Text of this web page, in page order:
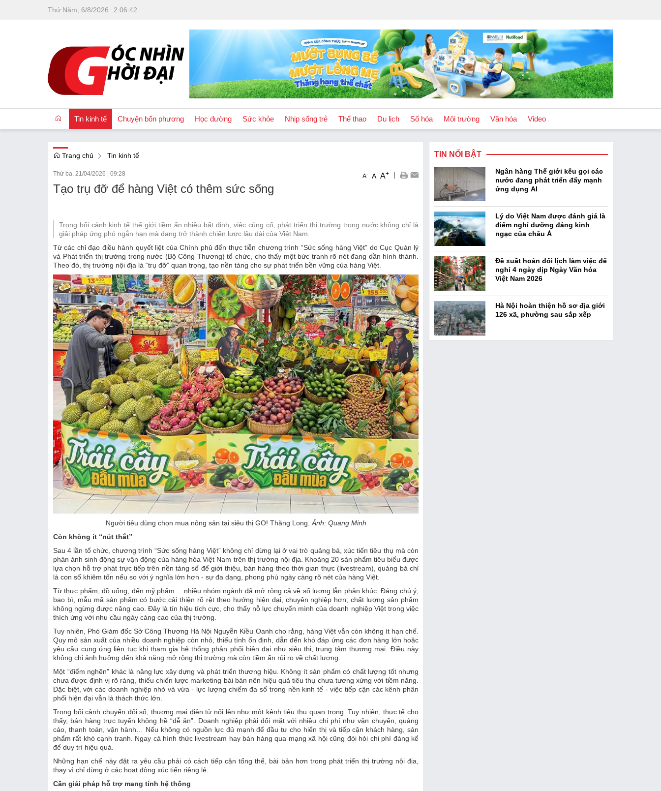
Thứ Năm, 6/8/2026 2:06:43
Tin kinh tế
Tài chính
Thị trường
Emagazine
Chuyện bốn phương Học đường Sức khỏe Nhịp sống trẻ Thể thao Du lịch Số hóa Môi trường Văn hóa
Podcast
Video
Trang chủ Tin kinh tế
Thứ ba, 21/04/2026 09:28 A- A A+ |
Tạo trụ đỡ để hàng Việt có thêm sức sống
Trong bối cảnh kinh tế thế giới tiềm ẩn nhiều bất định, việc củng cố, phát triển thị trường trong nước không chỉ là
giải pháp ứng phó ngắn hạn mà đang trở thành chiến lược lâu dài của Việt Nam.
Từ các chỉ đạo điều hành quyết liệt của Chính phủ đến thực tiễn chương trình “Sức sống hàng Việt” do Cục Quản lý
và Phát triển thị trường trong nước (Bộ Công Thương) tổ chức, cho thấy một bức tranh rõ nét đang dần hình thành.
Theo đó, thị trường nội địa là “trụ đỡ” quan trọng, tạo nền tảng cho sự phát triển bền vững của hàng Việt.
Người tiêu dùng chọn mua nông sản tại siêu thị GO! Thăng Long.Ảnh: Quang Minh
Còn không ít “nút thắt”
Sau 4 lần tổ chức, chương trình “Sức sống hàng Việt” không chỉ dừng lại ở vai trò quảng bá, xúc tiến tiêu thụ mà còn
phản ánh sinh động sự vận động của hàng hóa Việt Nam trên thị trường nội địa. Khoảng 20 sản phẩm tiêu biểu được
lựa chọn hỗ trợ phát trực tiếp trên nền tảng số để giới thiệu, bán hàng theo thời gian thực (livestream), quảng bá chỉ
là con số khiêm tốn nếu so với ý nghĩa lớn hơn - sự đa dạng, phong phú ngày càng rõ nét của hàng Việt.
Từ thực phẩm, đồ uống, đến mỹ phẩm… nhiều nhóm ngành đã mở rộng cả về số lượng lẫn phân khúc. Đáng chú ý,
bao bì, mẫu mã sản phẩm có bước cải thiện rõ rệt theo hướng hiện đại, chuyên nghiệp hơn; chất lượng sản phẩm
không ngừng được nâng cao. Đây là tín hiệu tích cực, cho thấy nỗ lực chuyển mình của doanh nghiệp Việt trong việc
thích ứng với nhu cầu ngày càng cao của thị trường.
Tuy nhiên, Phó Giám đốc Sở Công Thương Hà Nội Nguyễn Kiều Oanh cho rằng, hàng Việt vẫn còn không ít hạn chế.
Quy mô sản xuất của nhiều doanh nghiệp còn nhỏ, thiếu tính ổn định, dẫn đến khó đáp ứng các đơn hàng lớn hoặc
yêu cầu cung ứng liên tục khi tham gia hệ thống phân phối hiện đại như siêu thị, trung tâm thương mại. Điều này
không chỉ ảnh hưởng đến khả năng mở rộng thị trường mà còn tiềm ẩn rủi ro về chất lượng.
Một “điểm nghẽn” khác là năng lực xây dựng và phát triển thương hiệu. Không ít sản phẩm có chất lượng tốt nhưng
chưa được định vị rõ ràng, thiếu chiến lược marketing bài bản nên hiệu quả tiêu thụ chưa tương xứng với tiềm năng.
Đặc biệt, với các doanh nghiệp nhỏ và vừa - lực lượng chiếm đa số trong nền kinh tế - việc tiếp cận các kênh phân
phối hiện đại vẫn là thách thức lớn.
Trong bối cảnh chuyển đổi số, thương mại điện tử nổi lên như một kênh tiêu thụ quan trọng. Tuy nhiên, thực tế cho
thấy, bán hàng trực tuyến không hề “dễ ăn”. Doanh nghiệp phải đối mặt với nhiều chi phí như vận chuyển, quảng
cáo, thanh toán, vận hành… Nếu không có nguồn lực đủ mạnh để đầu tư cho hiển thị và tiếp cận khách hàng, sản
phẩm rất khó cạnh tranh. Ngay cả hình thức livestream hay bán hàng qua mạng xã hội cũng đòi hỏi chi phí đáng kể
để duy trì hiệu quả.
Những hạn chế này đặt ra yêu cầu phải có cách tiếp cận tổng thể, bài bản hơn trong phát triển thị trường nội địa,
thay vì chỉ dừng ở các hoạt động xúc tiến riêng lẻ.
Cần giải pháp hỗ trợ mang tính hệ thống
TIN NỔI BẬT
Ngân hàng Thế giới kêu gọi các
nước đang phát triển đẩy mạnh
ứng dụng AI
Lý do Việt Nam được đánh giá là
điểm nghỉ dưỡng đáng kinh
ngạc của châu Á
Đề xuất hoán đổi lịch làm việc để
nghỉ 4 ngày dịp Ngày Văn hóa
Việt Nam 2026
Hà Nội hoàn thiện hồ sơ địa giới
126 xã, phường sau sắp xếp